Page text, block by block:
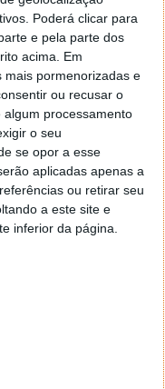
Poderá clicar para
e pela parte dos
acima. Em
mais pormenorizadas e
ou recusar o
processamento
o seu
se opor a esse
aplicadas apenas a
ou retirar seu
a este site e
inferior da página.
e o lançamento
perfeitamente
um desafio
gravações dos
oficiais de
de início alguns
de controlo ou
meta, este tipo
frustrante.